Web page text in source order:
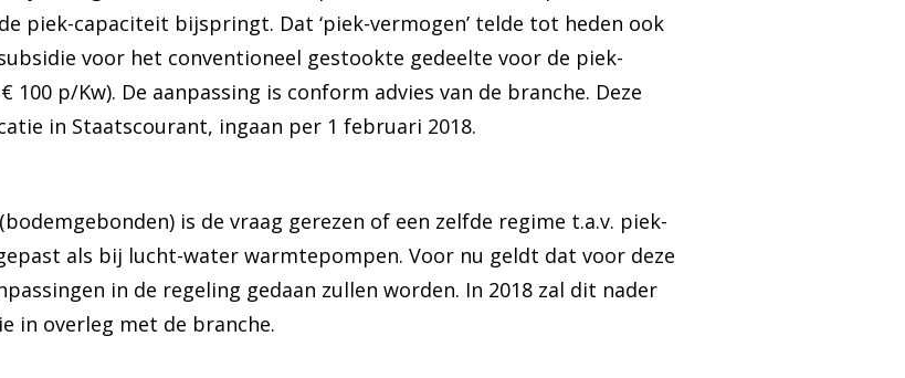
piek-capaciteit bijspringt. Dat ‘piek-vermogen’ telde tot heden ook
voor het conventioneel gestookte gedeelte voor de piek-
p/Kw). De aanpassing is conform advies van de branche. Deze
in Staatscourant, ingaan per 1 februari 2018.
is de vraag gerezen of een zelfde regime t.a.v. piek-
als bij lucht-water warmtepompen. Voor nu geldt dat voor deze
in de regeling gedaan zullen worden. In 2018 zal dit nader
in overleg met de branche.